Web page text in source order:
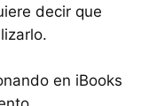
decir que
en iBooks